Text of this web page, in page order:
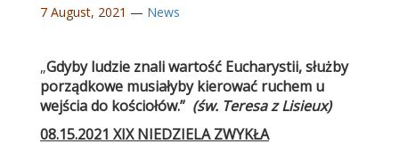
7 August, 2021 — News
„Gdyby ludzie znali wartość Eucharystii, służby
porządkowe musiałyby kierować ruchem u
wejścia do kościołów.” (św. Teresa z Lisieux)
08.15.2021 XIX NIEDZIELA ZWYKŁA